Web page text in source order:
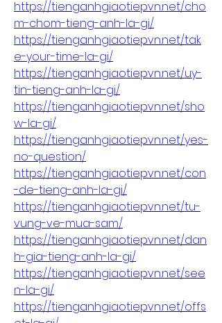
https://tienganhgiaotiepvn.net/cho
m-chom-tieng-anh-la-gi/
https://tienganhgiaotiepvn.net/tak
e-your-time-la-gi/
https://tienganhgiaotiepvn.net/uy-
tin-tieng-anh-la-gi/
https://tienganhgiaotiepvn.net/sho
w-la-gi/
https://tienganhgiaotiepvn.net/yes-
no-question/
https://tienganhgiaotiepvn.net/con
-de-tieng-anh-la-gi/
https://tienganhgiaotiepvn.net/tu-
vung-ve-mua-sam/
https://tienganhgiaotiepvn.net/dan
h-gia-tieng-anh-la-gi/
https://tienganhgiaotiepvn.net/see
n-la-gi/
https://tienganhgiaotiepvn.net/offs